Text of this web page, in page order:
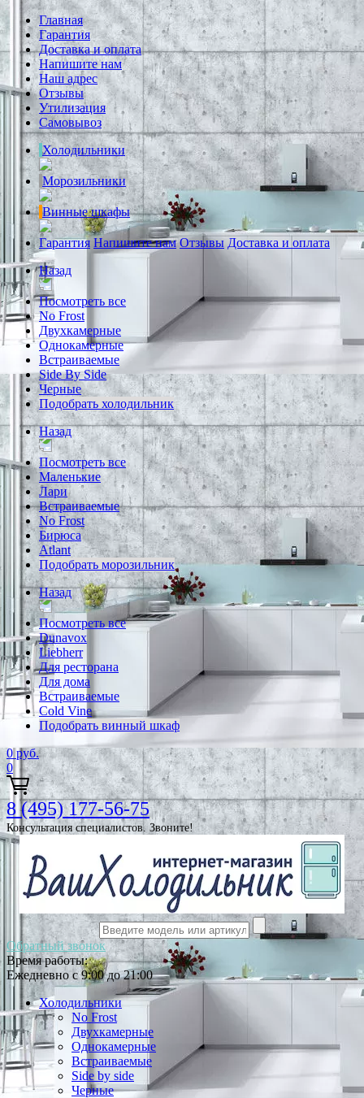
Главная
Гарантия
Доставка и оплата
Напишите нам
Наш адрес
Отзывы
Утилизация
Самовывоз
Холодильники
Морозильники
Винные шкафы
Гарантия Напишите нам Отзывы Доставка и оплата
Назад
Посмотреть все
No Frost
Двухкамерные
Однокамерные
Встраиваемые
Side By Side
Черные
Подобрать холодильник
Назад
Посмотреть все
Маленькие
Лари
Встраиваемые
No Frost
Бирюса
Atlant
Подобрать морозильник
Назад
Посмотреть все
Dunavox
Liebherr
Для ресторана
Для дома
Встраиваемые
Cold Vine
Подобрать винный шкаф
0 руб.
0
8 (495) 177-56-75
Консультация специалистов. Звоните!
Обратный звонок
Время работы:
Ежедневно с 9:00 до 21:00
Холодильники
No Frost
Двухкамерные
Однокамерные
Встраиваемые
Side by side
Черные